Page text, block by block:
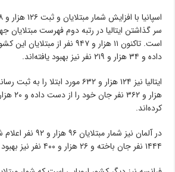
سر گذاشتن ایتالیا در رتبه دوم فهرست مبتلایان
است. تاکنون ۱۱ هزار و ۹۴۷ نفر از
داده و ۳۴ هزار و ۲۱۹ نفر نیز بهبود یافته‌اند.
کرده‌اند.
در آلمان نیز شمار
۱۴۴۴ نفر جان باخته و ۲۶ هزار و ۴۰۰ نفر نیز بهبود یافته‌اند.